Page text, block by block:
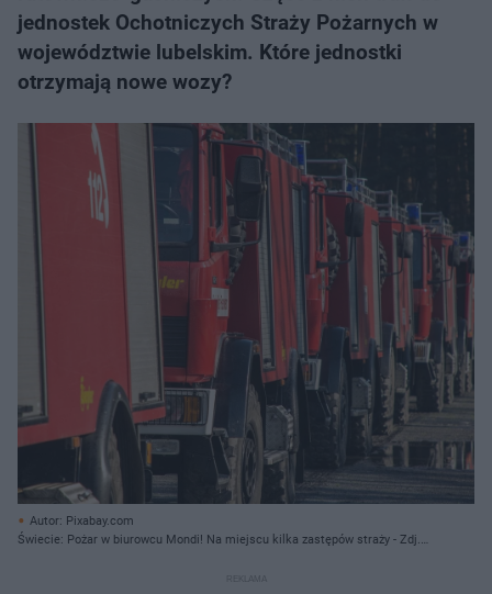
jednostek Ochotniczych Straży Pożarnych w
województwie lubelskim. Które jednostki
otrzymają nowe wozy?
Autor: Pixabay.com
Świecie: Pożar w biurowcu Mondi! Na miejscu kilka zastępów straży - Zdj.